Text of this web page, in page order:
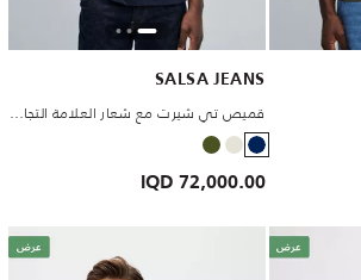
SALSA JEANS
قميص تي شيرت مع شعار العلامة التجارية
72,000.00 IQD